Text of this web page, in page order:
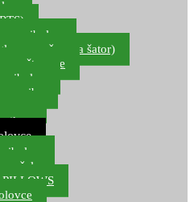
za ribolov
ručne, za šator)
štapove
ribolov
ribe
PILLOWS